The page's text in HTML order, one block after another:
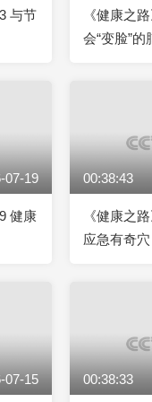
与节
《健康之
会“变脸”的
07-19
健康
00:38:43
《健康之
应急有奇穴
07-15 00:38:33